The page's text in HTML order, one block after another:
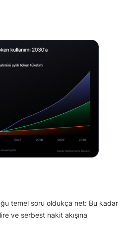
temel soru oldukça net: Bu kadar
ve serbest nakit akışına